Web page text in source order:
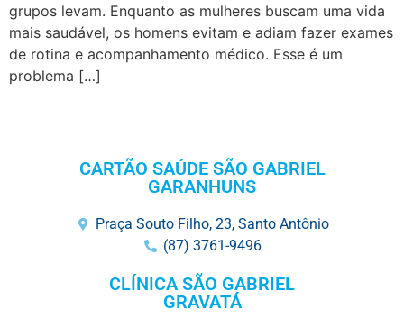
grupos levam. Enquanto as mulheres buscam uma vida
mais saudável, os homens evitam e adiam fazer exames
de rotina e acompanhamento médico. Esse é um
problema […]
CARTÃO SAÚDE SÃO GABRIEL
GARANHUNS
Praça Souto Filho, 23, Santo Antônio
(87) 3761-9496
CLÍNICA SÃO GABRIEL
GRAVATÁ